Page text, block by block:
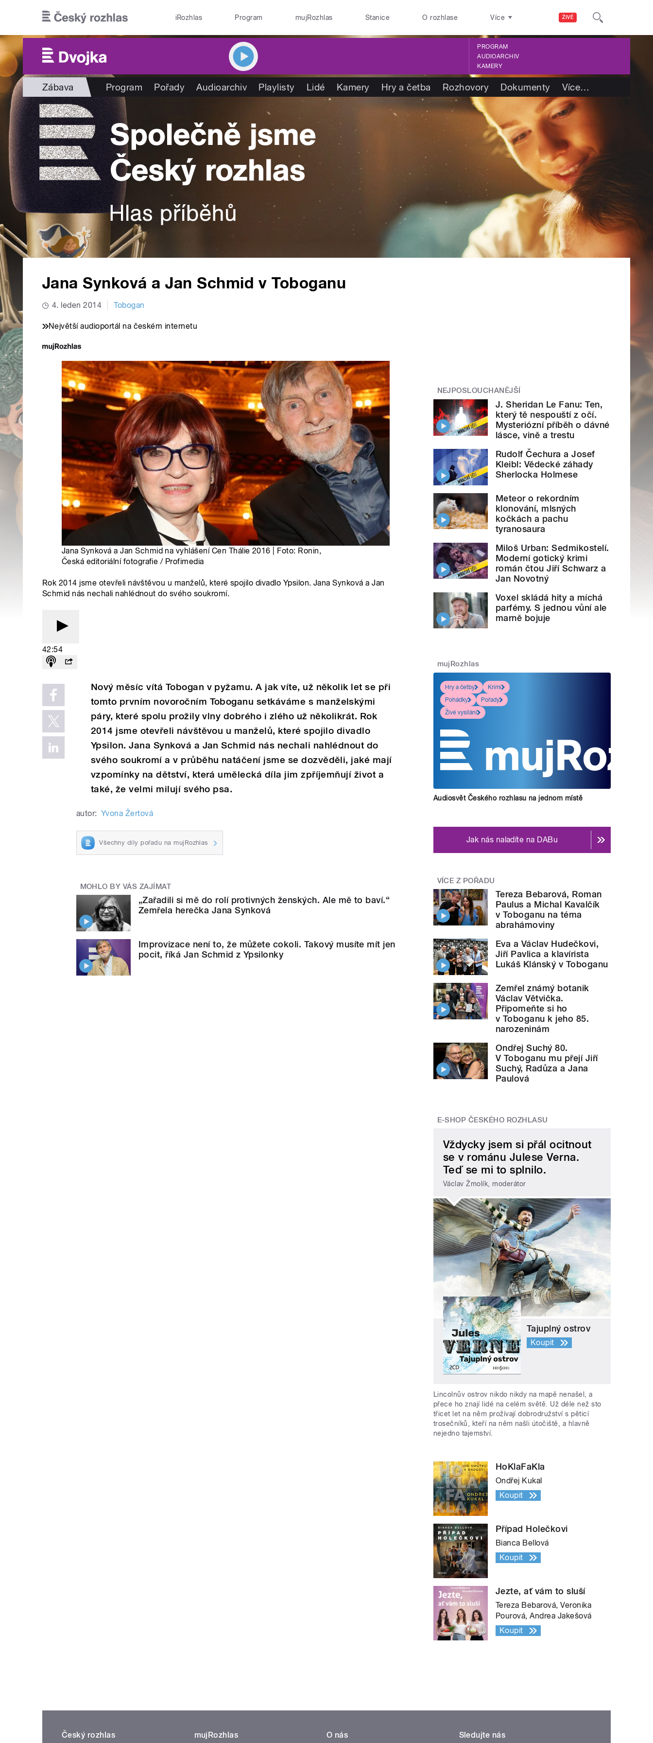
ŽIVĚ
iRozhlas Program mujRozhlas Stanice O rozhlase Více
PROGRAM
AUDIOARCHIV
KAMERY
Zábava Program Pořady Audioarchiv Playlisty Lidé Kamery Hry a četba Rozhovory Dokumenty Více…
Jana Synková a Jan Schmid v Toboganu
4. leden 2014 Tobogan
Největší audioportál na českém internetu
Jana Synková a Jan Schmid na vyhlášení Cen Thálie 2016 | Foto: Ronin,
Česká editoriální fotografie / Profimedia
Rok 2014 jsme otevřeli návštěvou u manželů, které spojilo divadlo Ypsilon. Jana Synková a Jan
Schmid nás nechali nahlédnout do svého soukromí.
42:54
Nový měsíc vítá Tobogan v pyžamu. A jak víte, už několik let se při
tomto prvním novoročním Toboganu setkáváme s manželskými
páry, které spolu prožily vlny dobrého i zlého už několikrát. Rok
2014 jsme otevřeli návštěvou u manželů, které spojilo divadlo
Ypsilon. Jana Synková a Jan Schmid nás nechali nahlédnout do
svého soukromí a v průběhu natáčení jsme se dozvěděli, jaké mají
vzpomínky na dětství, která umělecká díla jim zpříjemňují život a
také, že velmi milují svého psa.
autor: Yvona Žertová
Všechny díly pořadu na mujRozhlas
MOHLO BY VÁS ZAJÍMAT
„Zařadili si mě do rolí protivných ženských. Ale mě to baví.“
Zemřela herečka Jana Synková
Improvizace není to, že můžete cokoli. Takový musíte mít jen
pocit, říká Jan Schmid z Ypsilonky
NEJPOSLOUCHANĚJŠÍ
J. Sheridan Le Fanu: Ten,
který tě nespouští z očí.
Mysteriózní příběh o dávné
lásce, vině a trestu
Rudolf Čechura a Josef
Kleibl: Vědecké záhady
Sherlocka Holmese
Meteor o rekordním
klonování, mlsných
kočkách a pachu
tyranosaura
Miloš Urban: Sedmikostelí.
Moderní gotický krimi
román čtou Jiří Schwarz a
Jan Novotný
Voxel skládá hity a míchá
parfémy. S jednou vůní ale
marně bojuje
mujRozhlas
Hry a četby
Krimi
Pohádky
Pořady
Živé vysílání
Audiosvět Českého rozhlasu na jednom místě
Jak nás naladíte na DABu
VÍCE Z POŘADU
Tereza Bebarová, Roman
Paulus a Michal Kavalčík
v Toboganu na téma
abrahámoviny
Eva a Václav Hudečkovi,
Jiří Pavlica a klavírista
Lukáš Klánský v Toboganu
Zemřel známý botanik
Václav Větvička.
Připomeňte si ho
v Toboganu k jeho 85.
narozeninám
Ondřej Suchý 80.
V Toboganu mu přejí Jiří
Suchý, Radůza a Jana
Paulová
E-SHOP ČESKÉHO ROZHLASU
Vždycky jsem si přál ocitnout
se v románu Julese Verna.
Teď se mi to splnilo.
Václav Žmolík, moderátor
Tajuplný ostrov
Koupit
Lincolnův ostrov nikdo nikdy na mapě nenašel, a
přece ho znají lidé na celém světě. Už déle než sto
třicet let na něm prožívají dobrodružství s pěticí
trosečníků, kteří na něm našli útočiště, a hlavně
nejedno tajemství.
HoKlaFaKla
Ondřej Kukal
Koupit
Případ Holečkovi
Bianca Bellová
Koupit
Jezte, ať vám to sluší
Tereza Bebarová, Veronika
Pourová, Andrea Jakešová
Koupit
Český rozhlas mujRozhlas O nás Sledujte nás